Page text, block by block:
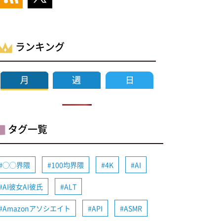
ランキング
タグ一覧
◯◯界隈 100均界隈 4K AI
AI彼女AI彼氏 ALT
Amazonアソシエイト API ASMR